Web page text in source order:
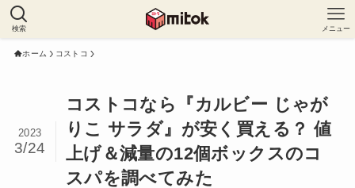
検索 メニュー
ホーム コストコ
コストコなら『カルビー じゃが
りこ サラダ』が安く買える？ 値
上げ＆減量の12個ボックスのコ
スパを調べてみた
2023
3/24